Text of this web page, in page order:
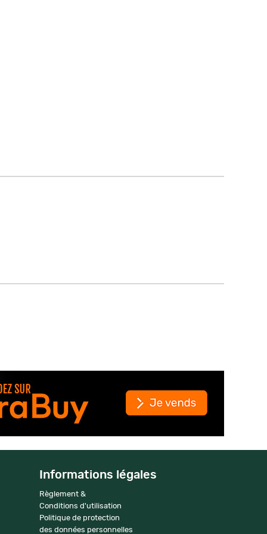
Informations légales
Règlement &
Conditions d'utilisation
Politique de protection
des données personnelles